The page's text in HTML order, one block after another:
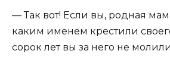
— Так вот! Если вы, родная
каким именем крестили
сорок лет вы за него не